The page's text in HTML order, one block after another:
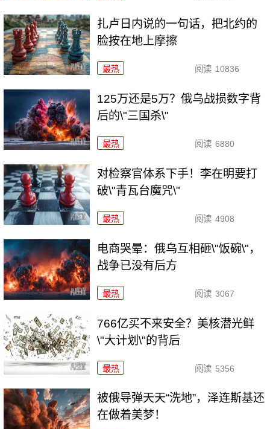
扎卢日内说的一句话，把北约的
脸按在地上摩擦
最热 阅读 10836
125万还是5万？俄乌战损数字背
后的\"三国杀\"
最热 阅读 6880
对检察官体系下手！李在明要打
破\"青瓦台魔咒\"
最热 阅读 4908
电商哭晕：俄乌互相砸\"饭碗\"，
战争已没有后方
最热 阅读 3067
766亿买不来安全？美核潜光鲜
\"大计划\"的背后
最热 阅读 5356
被俄导弹天天“洗地”，泽连斯基还
在做着美梦！